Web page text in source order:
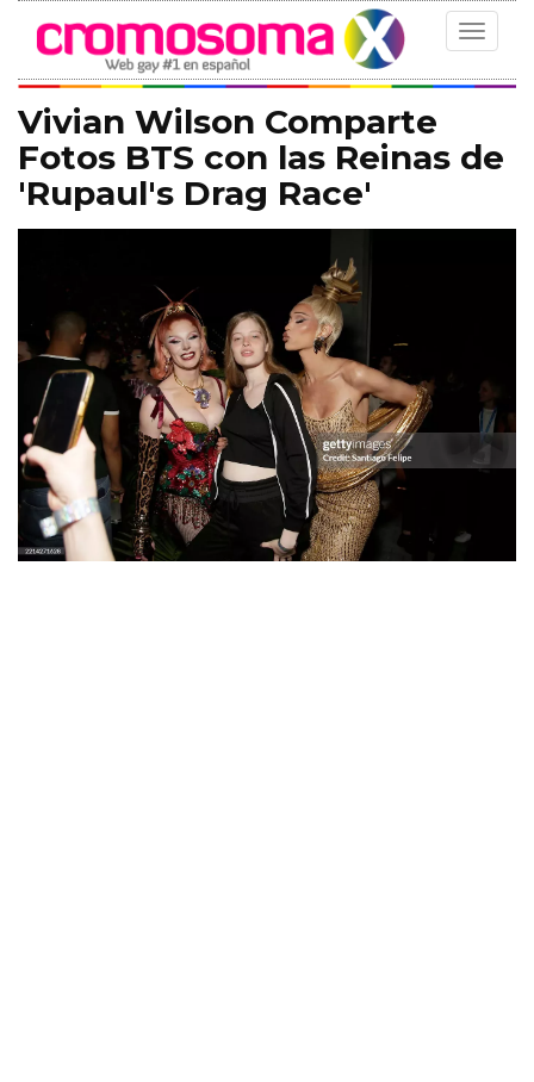
Toggle
Vivian Wilson Comparte
Fotos BTS con las Reinas de
'Rupaul's Drag Race'